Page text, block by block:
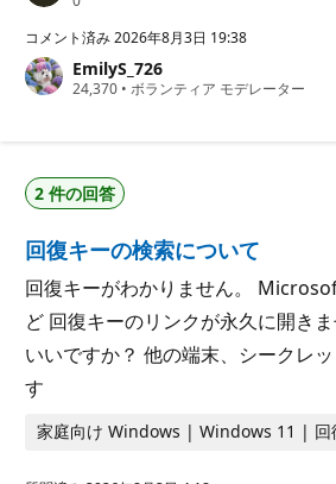
の
イ
ン
コメント済み2026年8月3日 19:38
EmilyS_726
24,370 評
ト
• ボランティア モデレーター
2 件の回答
回復キーの検索について
回復キーがわかりません。
ど 回復キーのリンクが永久に開き
いいですか？ 他の端末、シークレ
す
家庭向け Windows | Windows 11 | 回